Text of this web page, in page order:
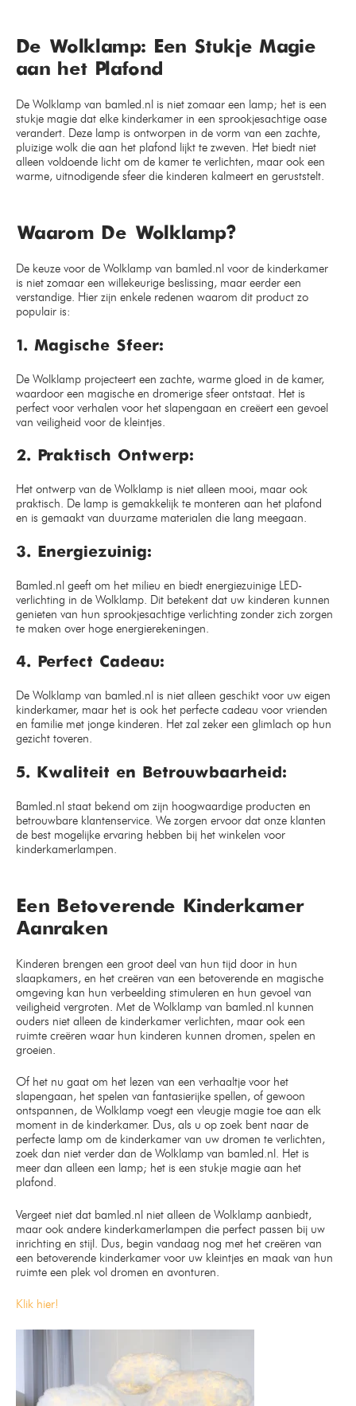
De Wolklamp: Een Stukje Magie
aan het Plafond
De Wolklamp van bamled.nl is niet zomaar een lamp; het is een
stukje magie dat elke kinderkamer in een sprookjesachtige oase
verandert. Deze lamp is ontworpen in de vorm van een zachte,
pluizige wolk die aan het plafond lijkt te zweven. Het biedt niet
alleen voldoende licht om de kamer te verlichten, maar ook een
warme, uitnodigende sfeer die kinderen kalmeert en geruststelt.
Waarom De Wolklamp?
De keuze voor de Wolklamp van bamled.nl voor de kinderkamer
is niet zomaar een willekeurige beslissing, maar eerder een
verstandige. Hier zijn enkele redenen waarom dit product zo
populair is:
1. Magische Sfeer:
De Wolklamp projecteert een zachte, warme gloed in de kamer,
waardoor een magische en dromerige sfeer ontstaat. Het is
perfect voor verhalen voor het slapengaan en creëert een gevoel
van veiligheid voor de kleintjes.
2. Praktisch Ontwerp:
Het ontwerp van de Wolklamp is niet alleen mooi, maar ook
praktisch. De lamp is gemakkelijk te monteren aan het plafond
en is gemaakt van duurzame materialen die lang meegaan.
3. Energiezuinig:
Bamled.nl geeft om het milieu en biedt energiezuinige LED-
verlichting in de Wolklamp. Dit betekent dat uw kinderen kunnen
genieten van hun sprookjesachtige verlichting zonder zich zorgen
te maken over hoge energierekeningen.
4. Perfect Cadeau:
De Wolklamp van bamled.nl is niet alleen geschikt voor uw eigen
kinderkamer, maar het is ook het perfecte cadeau voor vrienden
en familie met jonge kinderen. Het zal zeker een glimlach op hun
gezicht toveren.
5. Kwaliteit en Betrouwbaarheid:
Bamled.nl staat bekend om zijn hoogwaardige producten en
betrouwbare klantenservice. We zorgen ervoor dat onze klanten
de best mogelijke ervaring hebben bij het winkelen voor
kinderkamerlampen.
Een Betoverende Kinderkamer
Aanraken
Kinderen brengen een groot deel van hun tijd door in hun
slaapkamers, en het creëren van een betoverende en magische
omgeving kan hun verbeelding stimuleren en hun gevoel van
veiligheid vergroten. Met de Wolklamp van bamled.nl kunnen
ouders niet alleen de kinderkamer verlichten, maar ook een
ruimte creëren waar hun kinderen kunnen dromen, spelen en
groeien.
Of het nu gaat om het lezen van een verhaaltje voor het
slapengaan, het spelen van fantasierijke spellen, of gewoon
ontspannen, de Wolklamp voegt een vleugje magie toe aan elk
moment in de kinderkamer. Dus, als u op zoek bent naar de
perfecte lamp om de kinderkamer van uw dromen te verlichten,
zoek dan niet verder dan de Wolklamp van bamled.nl. Het is
meer dan alleen een lamp; het is een stukje magie aan het
plafond.
Vergeet niet dat bamled.nl niet alleen de Wolklamp aanbiedt,
maar ook andere kinderkamerlampen die perfect passen bij uw
inrichting en stijl. Dus, begin vandaag nog met het creëren van
een betoverende kinderkamer voor uw kleintjes en maak van hun
ruimte een plek vol dromen en avonturen.
Klik hier!